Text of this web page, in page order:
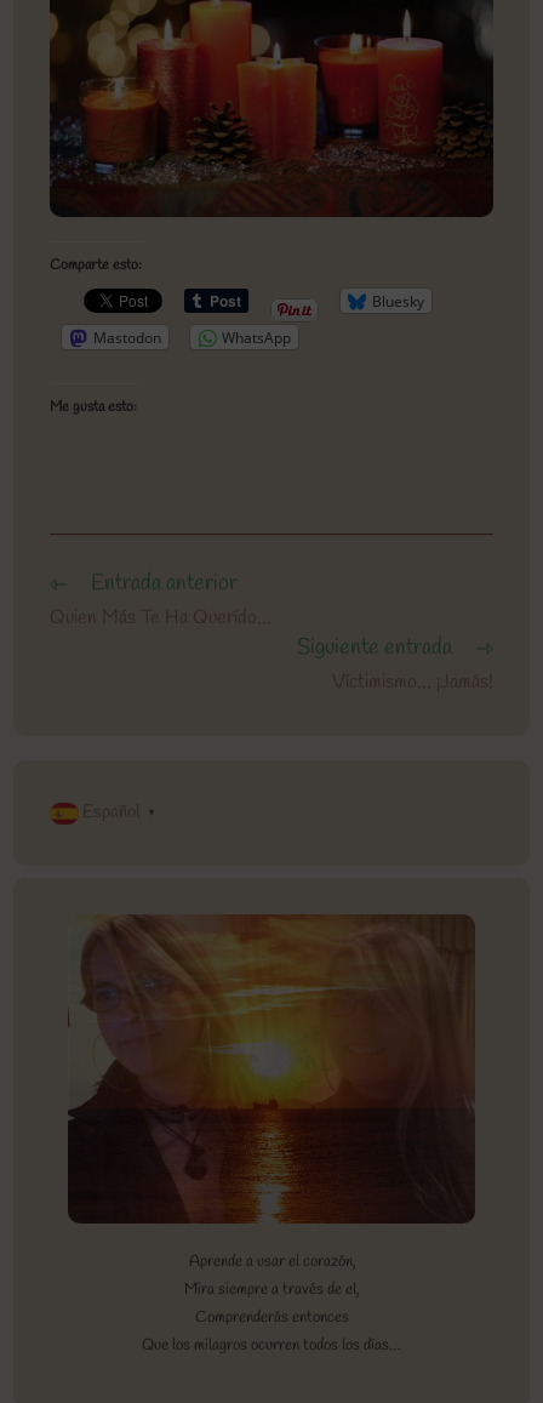
Comparte esto:
Bluesky
Mastodon
WhatsApp
Me gusta esto:
Leer
artículos
Entrada anterior
Quien Más Te Ha Querído…
Siguiente entrada
Víctimismo… ¡Jamás!
Español ▼
Aprende a usar el corazón,
Mira siempre a través de el,
Comprenderás entonces
Que los milagros ocurren todos los días…